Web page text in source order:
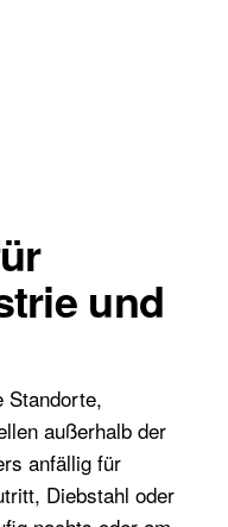
und
Standorte,
außerhalb der
anfällig für
Diebstahl oder